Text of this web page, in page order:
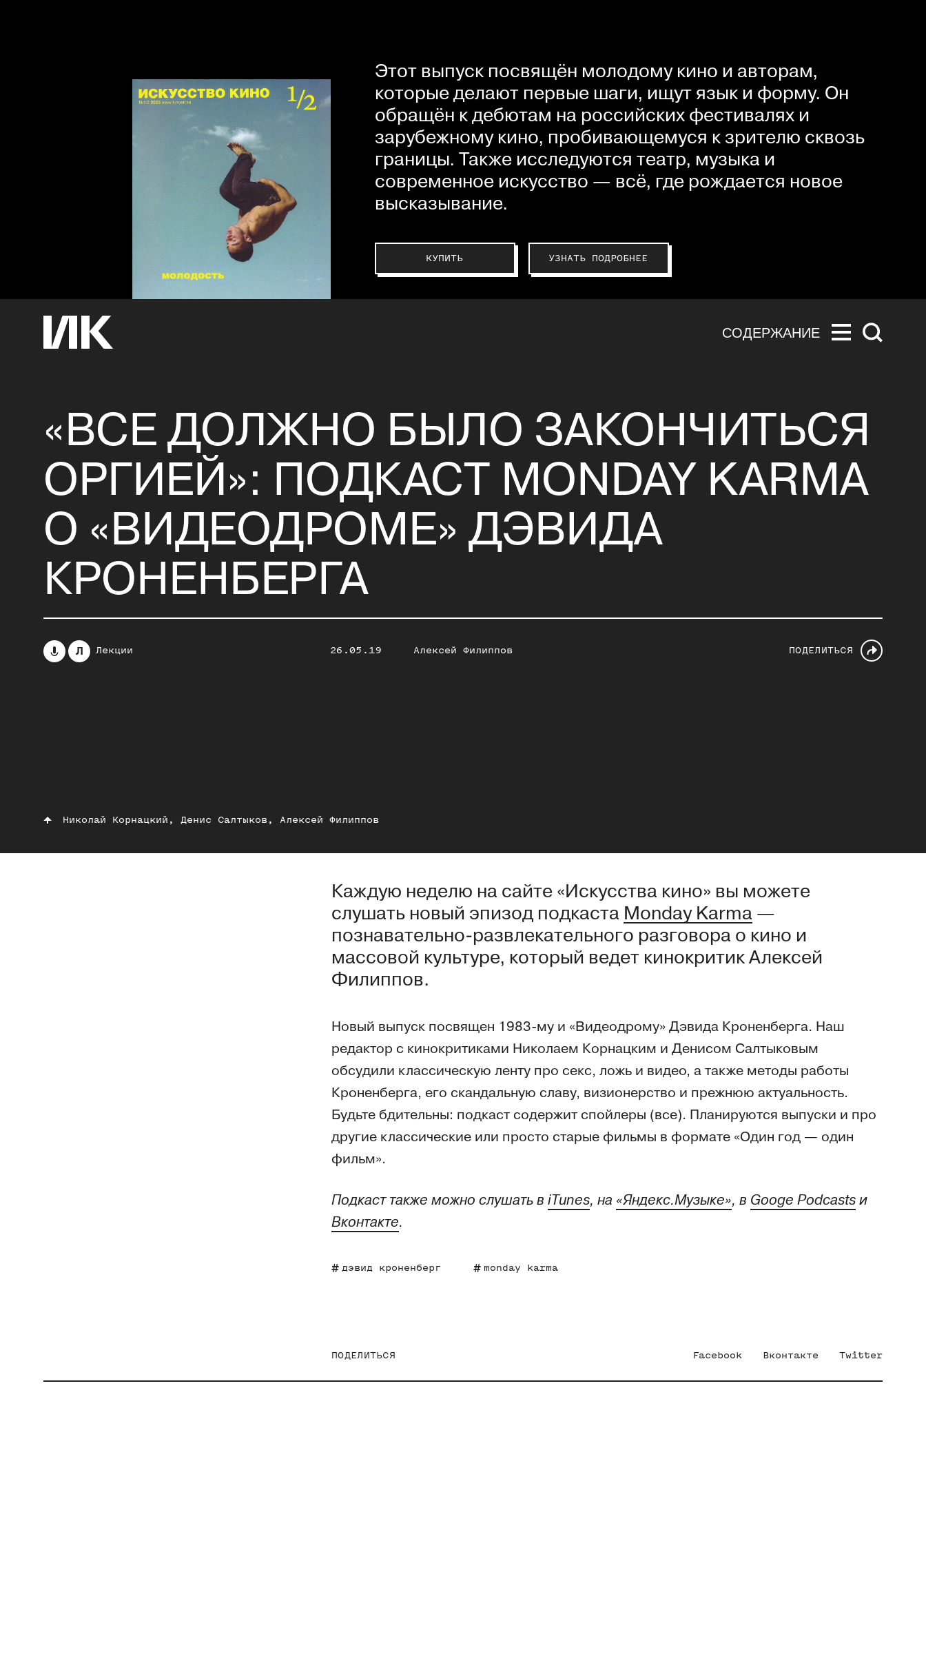
Этот выпуск посвящён молодому кино и авторам,
которые делают первые шаги, ищут язык и форму. Он
обращён к дебютам на российских фестивалях и
зарубежному кино, пробивающемуся к зрителю сквозь
границы. Также исследуются театр, музыка и
современное искусство — всё, где рождается новое
высказывание.
КУПИТЬ УЗНАТЬ ПОДРОБНЕЕ
СОДЕРЖАНИЕ
«ВСЕ ДОЛЖНО БЫЛО ЗАКОНЧИТЬСЯ
ОРГИЕЙ»: ПОДКАСТ MONDAY KARMA
О «ВИДЕОДРОМЕ» ДЭВИДА
КРОНЕНБЕРГА
Л Лекции 26.05.19 Алексей Филиппов ПОДЕЛИТЬСЯ
Николай Корнацкий, Денис Салтыков, Алексей Филиппов
Каждую неделю на сайте «Искусства кино» вы можете
слушать новый эпизод подкаста Monday Karma —
познавательно-развлекательного разговора о кино и
массовой культуре, который ведет кинокритик Алексей
Филиппов.
Новый выпуск посвящен 1983-му и «Видеодрому» Дэвида Кроненберга. Наш
редактор с кинокритиками Николаем Корнацким и Денисом Салтыковым
обсудили классическую ленту про секс, ложь и видео, а также методы работы
Кроненберга, его скандальную славу, визионерство и прежнюю актуальность.
Будьте бдительны: подкаст содержит спойлеры (все). Планируются выпуски и про
другие классические или просто старые фильмы в формате «Один год — один
фильм».
Подкаст также можно слушать в iTunes, на «Яндекс.Музыке», в Googe Podcastsи
Вконтакте.
дэвид кроненберг monday karma
ПОДЕЛИТЬСЯ Facebook Вконтакте Twitter